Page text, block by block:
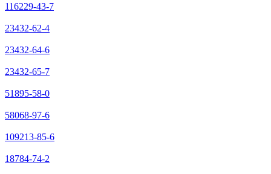
116229-43-7
23432-62-4
23432-64-6
23432-65-7
51895-58-0
58068-97-6
109213-85-6
18784-74-2